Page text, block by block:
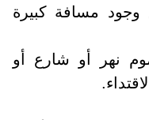
مسافة كبيرة
نهر أو شارع أو